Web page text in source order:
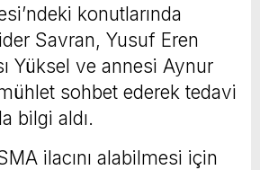
konutlarında
Savran, Yusuf Eren
Yüksel ve annesi Aynur
sohbet ederek tedavi
bilgi aldı.
ilacını alabilmesi için